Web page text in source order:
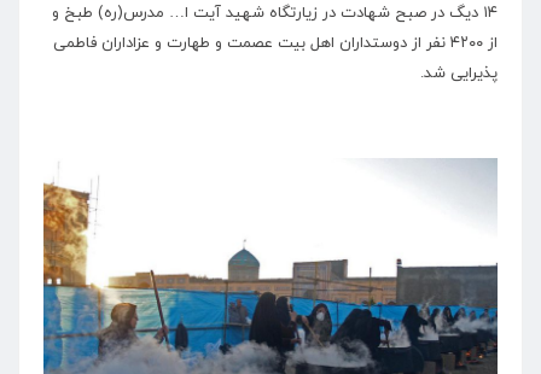
۱۴ دیگ در صبح شهادت در زیارتگاه شهید آیت ا… مدرس(ره) طبخ و
از ۴۲۰۰ نفر از دوستداران اهل بیت عصمت و طهارت و عزاداران فاطمی
پذیرایی ‌شد.